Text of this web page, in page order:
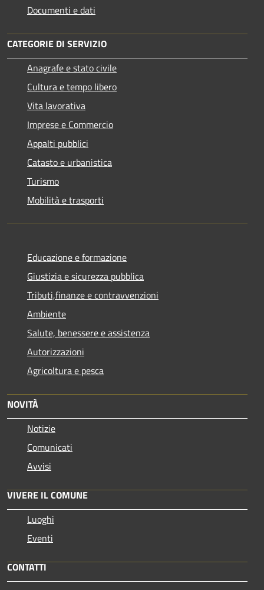
Documenti e dati
CATEGORIE DI SERVIZIO
Anagrafe e stato civile
Cultura e tempo libero
Vita lavorativa
Imprese e Commercio
Appalti pubblici
Catasto e urbanistica
Turismo
Mobilità e trasporti
Educazione e formazione
Giustizia e sicurezza pubblica
Tributi,finanze e contravvenzioni
Ambiente
Salute, benessere e assistenza
Autorizzazioni
Agricoltura e pesca
NOVITÀ
Notizie
Comunicati
Avvisi
VIVERE IL COMUNE
Luoghi
Eventi
CONTATTI